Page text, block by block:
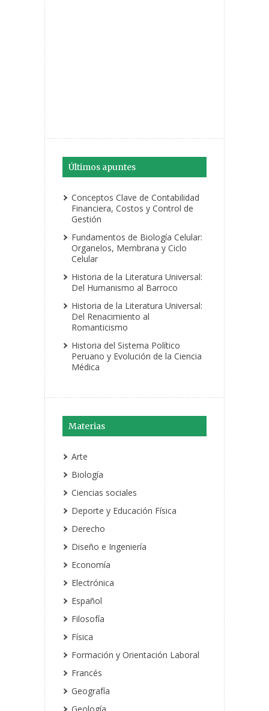
Últimos apuntes
Conceptos Clave de Contabilidad
Financiera, Costos y Control de
Gestión
Fundamentos de Biología Celular:
Organelos, Membrana y Ciclo
Celular
Historia de la Literatura Universal:
Del Humanismo al Barroco
Historia de la Literatura Universal:
Del Renacimiento al
Romanticismo
Historia del Sistema Político
Peruano y Evolución de la Ciencia
Médica
Materias
Arte
Biología
Ciencias sociales
Deporte y Educación Física
Derecho
Diseño e Ingeniería
Economía
Electrónica
Español
Filosofía
Física
Formación y Orientación Laboral
Francés
Geografía